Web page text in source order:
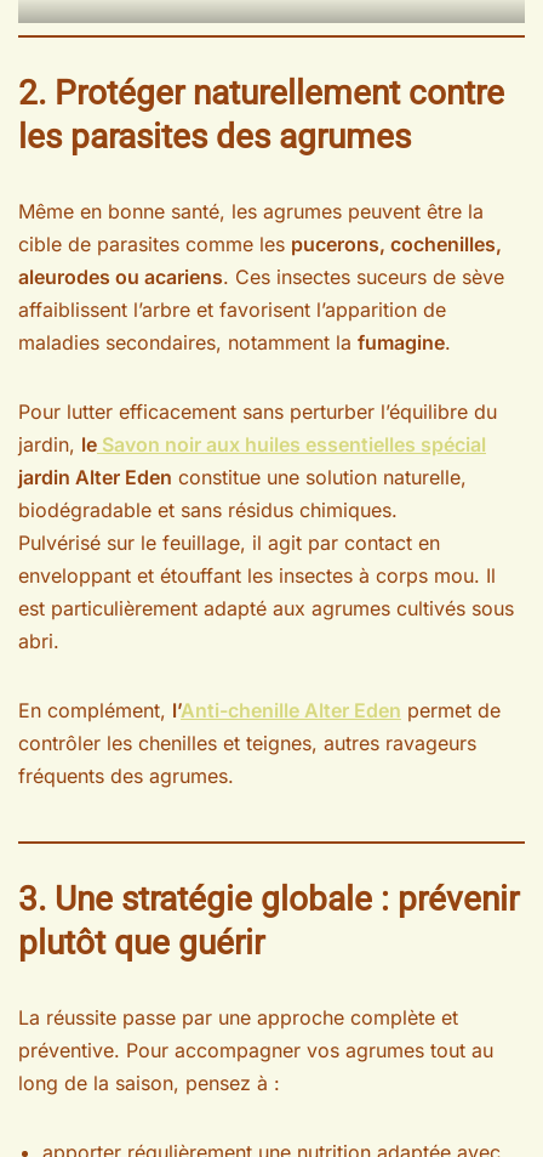
2. Protéger naturellement contre
les parasites des agrumes
Même en bonne santé, les agrumes peuvent être la
cible de parasites comme les pucerons, cochenilles,
aleurodes ou acariens. Ces insectes suceurs de sève
affaiblissent l’arbre et favorisent l’apparition de
maladies secondaires, notamment la fumagine.
Pour lutter efficacement sans perturber l’équilibre du
jardin, le Savon noir aux huiles essentielles spécial
jardin Alter Eden constitue une solution naturelle,
biodégradable et sans résidus chimiques.
Pulvérisé sur le feuillage, il agit par contact en
enveloppant et étouffant les insectes à corps mou. Il
est particulièrement adapté aux agrumes cultivés sous
abri.
En complément, l’Anti-chenille Alter Eden permet de
contrôler les chenilles et teignes, autres ravageurs
fréquents des agrumes.
3. Une stratégie globale : prévenir
plutôt que guérir
La réussite passe par une approche complète et
préventive. Pour accompagner vos agrumes tout au
long de la saison, pensez à :
apporter régulièrement une nutrition adaptée avec